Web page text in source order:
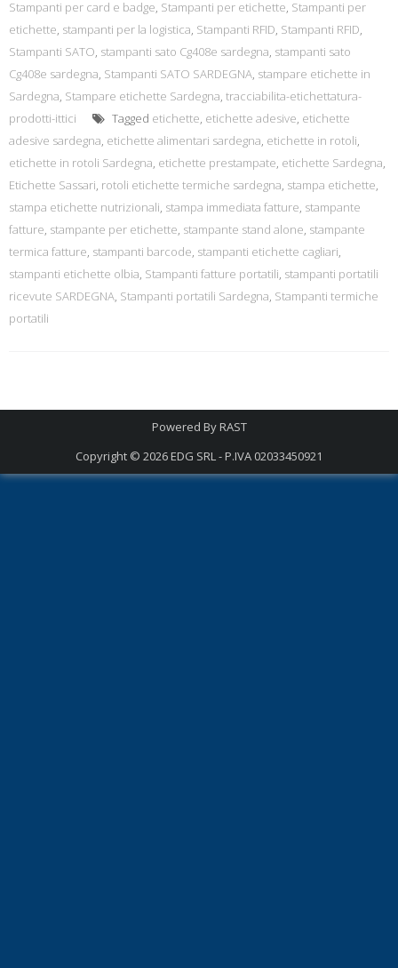
Stampanti per card e badge, Stampanti per etichette, Stampanti per
etichette, stampanti per la logistica, Stampanti RFID, Stampanti RFID,
Stampanti SATO, stampanti sato Cg408e sardegna, stampanti sato
Cg408e sardegna, Stampanti SATO SARDEGNA, stampare etichette in
Sardegna, Stampare etichette Sardegna, tracciabilita-etichettatura-
prodotti-ittici
Tagged etichette, etichette adesive, etichette
adesive sardegna, etichette alimentari sardegna, etichette in rotoli,
etichette in rotoli Sardegna, etichette prestampate, etichette Sardegna,
Etichette Sassari, rotoli etichette termiche sardegna, stampa etichette,
stampa etichette nutrizionali, stampa immediata fatture, stampante
fatture, stampante per etichette, stampante stand alone, stampante
termica fatture, stampanti barcode, stampanti etichette cagliari,
stampanti etichette olbia, Stampanti fatture portatili, stampanti portatili
ricevute SARDEGNA, Stampanti portatili Sardegna, Stampanti termiche
portatili
Powered ByRAST
Copyright © 2026EDG SRL - P.IVA 02033450921